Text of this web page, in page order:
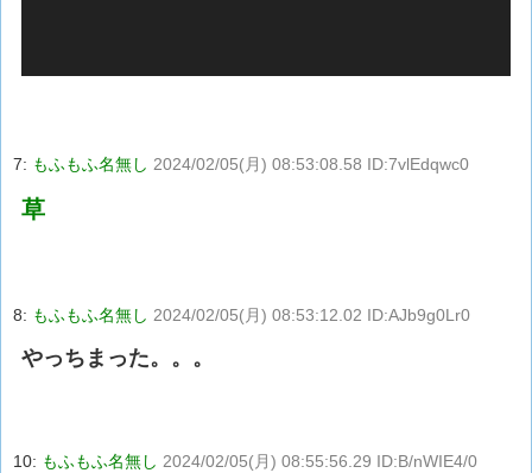
7: もふもふ名無し 2024/02/05(月) 08:53:08.58 ID:7vlEdqwc0
草
8: もふもふ名無し 2024/02/05(月) 08:53:12.02 ID:AJb9g0Lr0
やっちまった。。。
10: もふもふ名無し 2024/02/05(月) 08:55:56.29 ID:B/nWIE4/0